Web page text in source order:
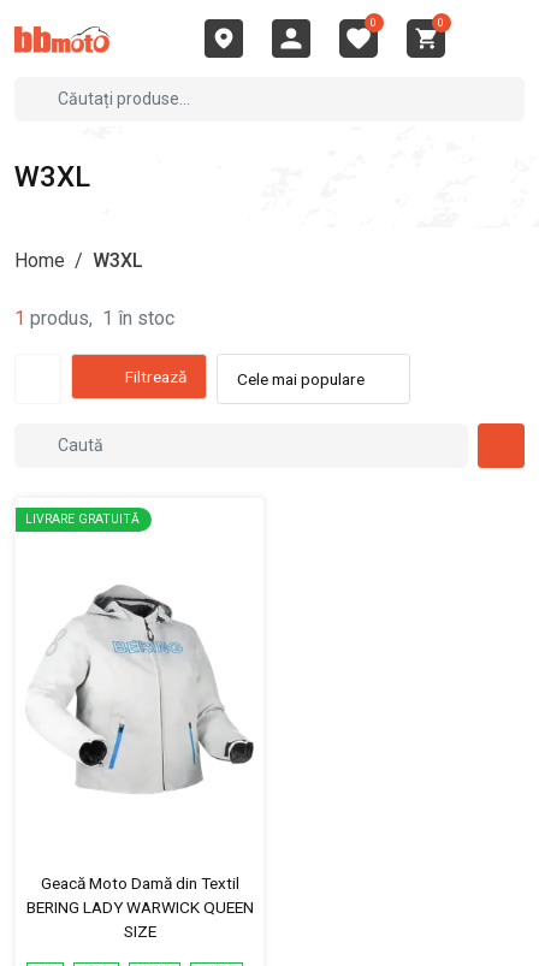
0 0
W3XL
Home / W3XL
1 produs, 1 în stoc
Filtrează Cele mai populare
LIVRARE GRATUITĂ
Geacă Moto Damă din Textil
BERING LADY WARWICK QUEEN
SIZE